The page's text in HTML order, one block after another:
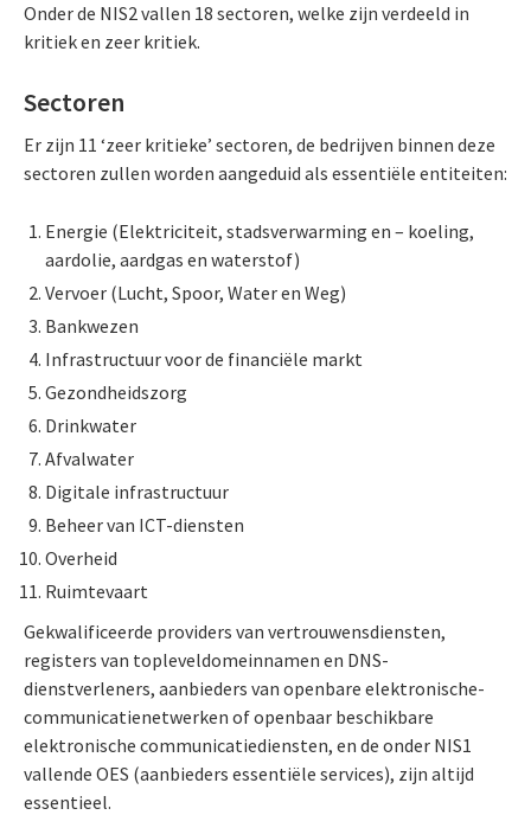
Onder de NIS2 vallen 18 sectoren, welke zijn verdeeld in
kritiek en zeer kritiek.
Sectoren
Er zijn 11 ‘zeer kritieke’ sectoren, de bedrijven binnen deze
sectoren zullen worden aangeduid als essentiële entiteiten:
Energie (Elektriciteit, stadsverwarming en – koeling,
aardolie, aardgas en waterstof)
Vervoer (Lucht, Spoor, Water en Weg)
Bankwezen
Infrastructuur voor de financiële markt
Gezondheidszorg
Drinkwater
Afvalwater
Digitale infrastructuur
Beheer van ICT-diensten
Overheid
Ruimtevaart
Gekwalificeerde providers van vertrouwensdiensten,
registers van topleveldomeinnamen en DNS-
dienstverleners, aanbieders van openbare elektronische-
communicatienetwerken of openbaar beschikbare
elektronische communicatiediensten, en de onder NIS1
vallende OES (aanbieders essentiële services), zijn altijd
essentieel.